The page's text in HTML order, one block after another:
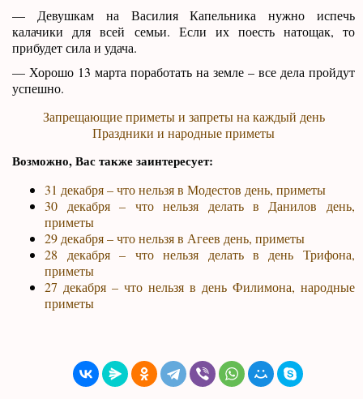
— Девушкам на Василия Капельника нужно испечь
калачики для всей семьи. Если их поесть натощак, то
прибудет сила и удача.
— Хорошо 13 марта поработать на земле – все дела пройдут
успешно.
Запрещающие приметы и запреты на каждый день
Праздники и народные приметы
Возможно, Вас также заинтересует:
31 декабря – что нельзя в Модестов день, приметы
30 декабря – что нельзя делать в Данилов день,
приметы
29 декабря – что нельзя в Агеев день, приметы
28 декабря – что нельзя делать в день Трифона,
приметы
27 декабря – что нельзя в день Филимона, народные
приметы